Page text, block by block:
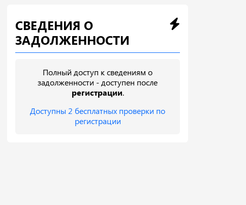
СВЕДЕНИЯ О
ЗАДОЛЖЕННОСТИ
Полный доступ к сведениям о
задолженности - доступен после
регистрации.
Доступны 2 бесплатных проверки по
регистрации